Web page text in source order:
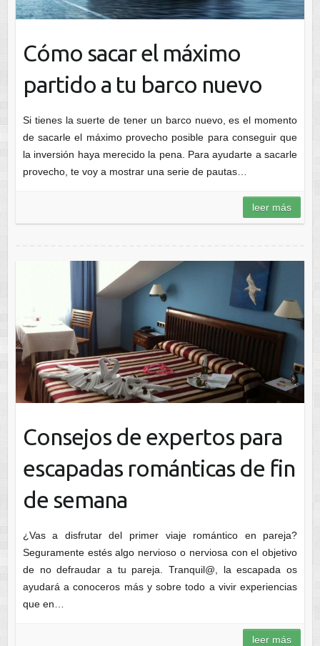
Cómo sacar el máximo
partido a tu barco nuevo
Si tienes la suerte de tener un barco nuevo, es el momento
de sacarle el máximo provecho posible para conseguir que
la inversión haya merecido la pena. Para ayudarte a sacarle
provecho, te voy a mostrar una serie de pautas…
leer más
Consejos de expertos para
escapadas románticas de fin
de semana
¿Vas a disfrutar del primer viaje romántico en pareja?
Seguramente estés algo nervioso o nerviosa con el objetivo
de no defraudar a tu pareja. Tranquil@, la escapada os
ayudará a conoceros más y sobre todo a vivir experiencias
que en…
leer más